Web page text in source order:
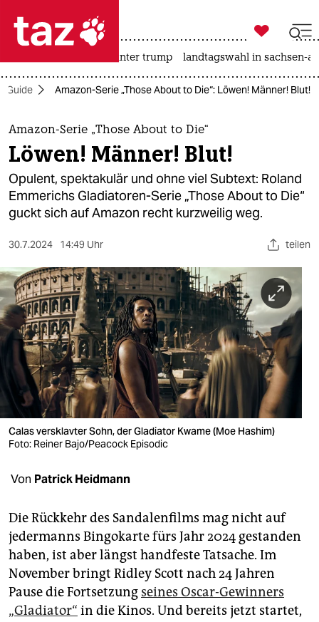
 taz zahl ich
taz zahl ich
themen
politik
öko
gesellschaft
sport
berlin
nord
wahrheit
verlag
verlag
veranstaltungen
fragen & hilfe
unterstützen
abo
genossenschaft

taz zahl ich
usa unter trump landtagswahl in sachsen-
Guide Amazon-Serie „Those About to Die“: Löwen! Männer! Blut!
Amazon-Serie „Those About to Die“
Löwen! Männer! Blut!
Opulent, spektakulär und ohne viel Subtext: Roland
Emmerichs Gladiatoren-Serie „Those About to Die“
guckt sich auf Amazon recht kurzweilig weg.
30.7.2024 14:49 Uhr teilen
Calas versklavter Sohn, der Gladiator Kwame (Moe Hashim)
Foto: Reiner Bajo/Peacock Episodic
Von Patrick Heidmann
Die Rückkehr des Sandalenfilms mag nicht auf
jedermanns Bingokarte fürs Jahr 2024 gestanden
haben, ist aber längst handfeste Tatsache. Im
November bringt Ridley Scott nach 24 Jahren
Pause die Fortsetzung seines Oscar-Gewinners
„Gladiator“ in die Kinos. Und bereits jetzt startet,